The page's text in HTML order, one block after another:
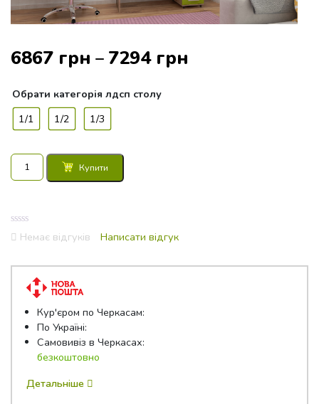
6867 грн – 7294 грн
Обрати категорія лдсп столу
1/1
1/2 1/3
Стіл
комп'ютерний
надбудовою
СК-5
Купити
0
out
5
Немає відгуків Написати відгук
Кур'єром по Черкасам:
По Україні:
Самовивіз в Черкасах:
безкоштовно
Детальніше